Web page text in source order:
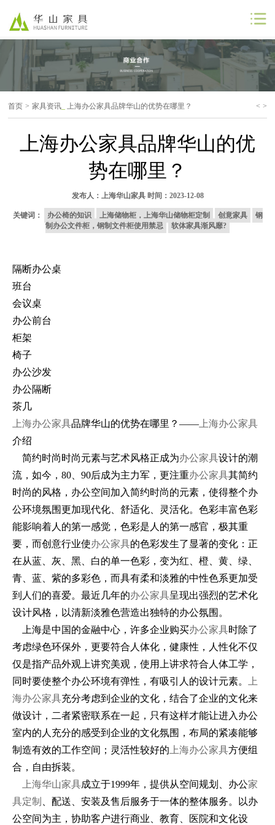
公司首页
公司简介
联系我们
首页 > 家具资讯 _上海办公家具品牌华山的优势在哪里？ < >
上海办公家具品牌华山的优
势在哪里？
发布人： 上海华山家具时间：2023-12-08
关键词： 办公椅的知识 上海储物柜，上海华山储物柜定制 创意家具
钢
制办公文件柜，钢制文件柜使用禁忌
软体家具渐风靡?
隔断办公桌
班台
会议桌
办公前台
柜架
椅子
办公沙发
办公隔断
茶几
上海办公家具品牌华山的优势在哪里？―― 上海办公家具
介绍
简约时尚时尚元素与艺术风格正成为办公家具设计的潮
流，如今，80、90后成为主力军，更注重办公家具其简约
时尚的风格，办公空间加入简约时尚的元素，使得整个办
公环境氛围更加现代化、舒适化、灵活化。色彩丰富色彩
能影响着人的第一感觉，色彩是人的第一感官，极其重
要，而创意行业使办公家具的色彩发生了显著的变化：正
在从蓝、灰、黑、白的单一色彩，变为红、橙、黄、绿、
青、蓝、紫的多彩色，而具有柔和淡雅的中性色系更加受
到人们的喜爱。最近几年的办公家具呈现出强烈的艺术化
设计风格，以清新淡雅色营造出独特的办公氛围。
上海是中国的金融中心，许多企业购买办公家具时除了
考虑绿色环保外，更要符合人体化，健康性，人性化不仅
仅是指产品外观上讲究美观，使用上讲求符合人体工学，
同时要使整个办公环境有弹性，有吸引人的设计元素。
上
海办公家具充分考虑到企业的文化，结合了企业的文化来
做设计，二者紧密联系在一起，只有这样才能让进入办公
室内的人充分的感受到企业的文化氛围，布局的紧凑能够
制造有效的工作空间；灵活性较好的 上海办公家具方便组
合，自由拆装。
上海华山家具成立于1999年，提供从空间规划、办公家
具定制
、配送、安装及售后服务于一体的整体服务。以办
公空间为主，协助客户进行商业、教育、医院和文化设